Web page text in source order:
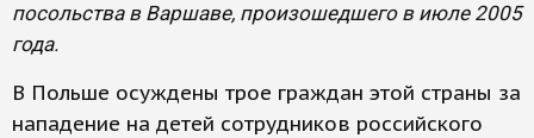
посольства в Варшаве, произошедшего в июле 2005
года.
В Польше осуждены трое граждан этой страны за
нападение на детей сотрудников российского